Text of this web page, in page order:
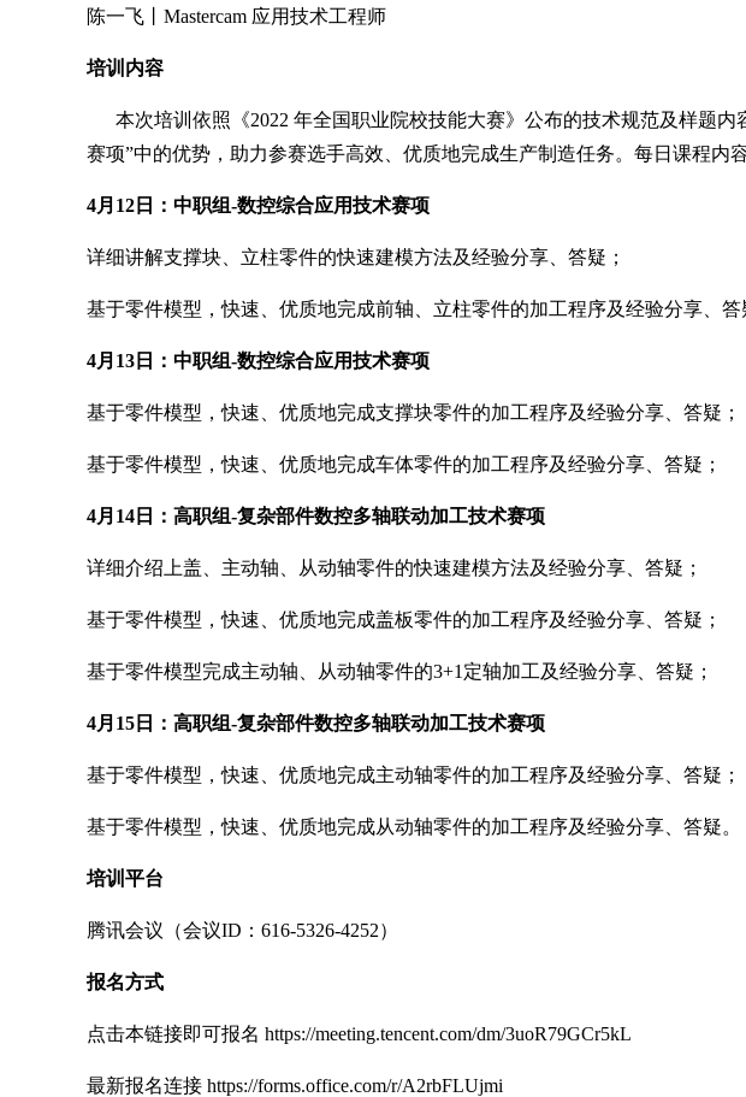
陈一飞丨Mastercam 应用技术工程师
培训内容
本次培训依照《2022 年全国职业院校技能大赛》公布的技术规范及样题内
赛项”中的优势，助力参赛选手高效、优质地完成生产制造任务。每日课程内
4月12日：中职组-数控综合应用技术赛项
详细讲解支撑块、立柱零件的快速建模方法及经验分享、答疑；
基于零件模型，快速、优质地完成前轴、立柱零件的加工程序及经验分享、答
4月13日：中职组-数控综合应用技术赛项
基于零件模型，快速、优质地完成支撑块零件的加工程序及经验分享、答疑；
基于零件模型，快速、优质地完成车体零件的加工程序及经验分享、答疑；
4月14日：高职组-复杂部件数控多轴联动加工技术赛项
详细介绍上盖、主动轴、从动轴零件的快速建模方法及经验分享、答疑；
基于零件模型，快速、优质地完成盖板零件的加工程序及经验分享、答疑；
基于零件模型完成主动轴、从动轴零件的3+1定轴加工及经验分享、答疑；
4月15日：高职组-复杂部件数控多轴联动加工技术赛项
基于零件模型，快速、优质地完成主动轴零件的加工程序及经验分享、答疑；
基于零件模型，快速、优质地完成从动轴零件的加工程序及经验分享、答疑。
培训平台
腾讯会议（会议ID：616-5326-4252）
报名方式
点击本链接即可报名 https://meeting.tencent.com/dm/3uoR79GCr5kL
最新报名连接 https://forms.office.com/r/A2rbFLUjmi